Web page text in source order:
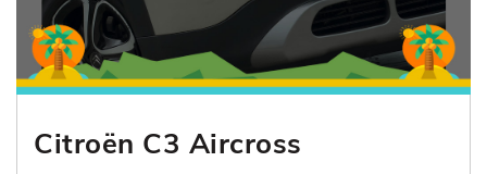
Citroën C3 Aircross